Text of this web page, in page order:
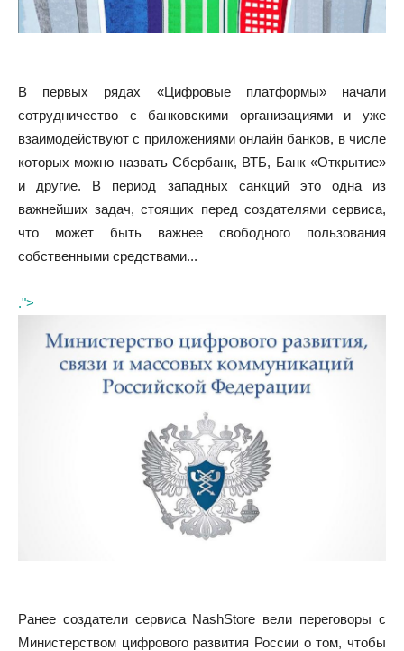
В первых рядах «Цифровые платформы» начали
сотрудничество с банковскими организациями и уже
взаимодействуют с приложениями онлайн банков, в числе
которых можно назвать Сбербанк, ВТБ, Банк «Открытие»
и другие. В период западных санкций это одна из
важнейших задач, стоящих перед создателями сервиса,
что может быть важнее свободного пользования
собственными средствами...
.">
Ранее создатели сервиса NashStore вели переговоры с
Министерством цифрового развития России о том, чтобы